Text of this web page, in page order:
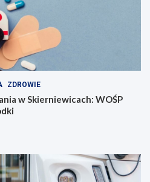
ZDROWIE
w Skierniewicach: WOŚP